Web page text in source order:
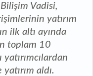
Vadisi,
yatırım
ilk altı ayında
toplam 10
aldı.